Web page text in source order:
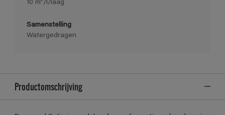
10 m²/l/laag
Samenstelling
Watergedragen
Productomschrijving